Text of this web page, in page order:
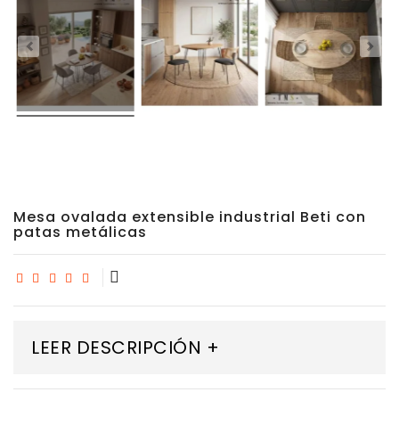
Mesa ovalada extensible industrial Beti con
patas metálicas
LEER DESCRIPCIÓN +